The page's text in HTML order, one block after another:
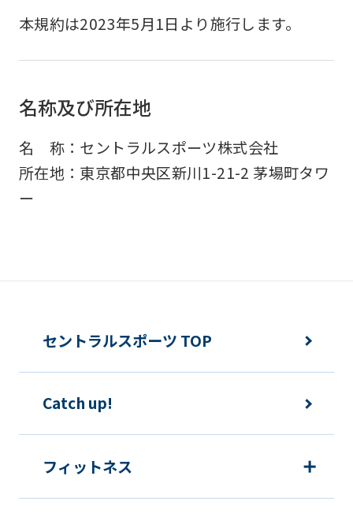
本規約は2023年5月1日より施行します。
名称及び所在地
名 称：セントラルスポーツ株式会社
所在地：東京都中央区新川1-21-2 茅場町タワ
ー
セントラルスポーツ TOP
Catch up!
フィットネス